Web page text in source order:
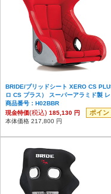
BRIDE/ブリッドシート XERO CS
ロ CS プラス） スーパーアラミド製 レ
商品番号：H02BBR
現金特価(税込) 185,130 円 ポイン
本体価格 217,800 円